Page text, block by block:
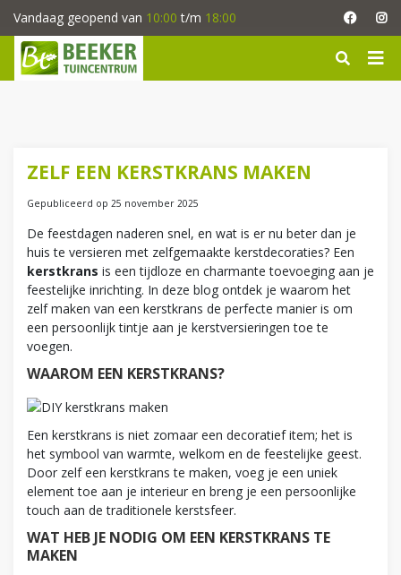
a
Vandaag geopend van 10:00 t/m 18:00
ZELF EEN KERSTKRANS MAKEN
Gepubliceerd op 25 november 2025
De feestdagen naderen snel, en wat is er nu beter dan je
huis te versieren met zelfgemaakte kerstdecoraties? Een
kerstkrans is een tijdloze en charmante toevoeging aan je
feestelijke inrichting. In deze blog ontdek je waarom het
zelf maken van een kerstkrans de perfecte manier is om
een persoonlijk tintje aan je kerstversieringen toe te
voegen.
WAAROM EEN KERSTKRANS?
Een kerstkrans is niet zomaar een decoratief item; het is
het symbool van warmte, welkom en de feestelijke geest.
Door zelf een kerstkrans te maken, voeg je een uniek
element toe aan je interieur en breng je een persoonlijke
touch aan de traditionele kerstsfeer.
WAT HEB JE NODIG OM EEN KERSTKRANS TE
MAKEN